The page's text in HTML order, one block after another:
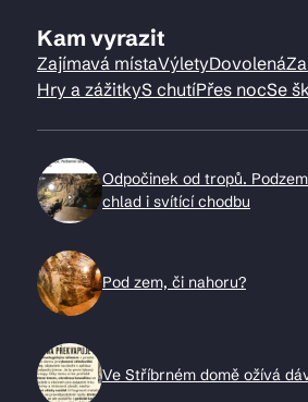
Kam vyrazit
Zajímavá místaVýletyDovolená
Hry a zážitkyS chutíPřes nocSe
Odpočinek od tropů.
chlad i svítící chodbu
Pod zem, či nahoru?
Ve Stříbrném domě ožívá